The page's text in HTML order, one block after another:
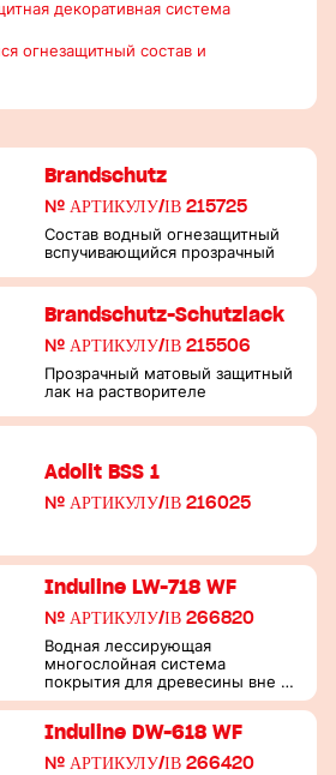
декоративная система
огнезащитный состав и
Brandschutz
№ АРТИКУЛУ/ІВ 215725
Состав водный огнезащитный
вспучивающийся прозрачный
Brandschutz-Schutzlack
№ АРТИКУЛУ/ІВ 215506
Прозрачный матовый защитный
лак на растворителе
Adolit BSS 1
№ АРТИКУЛУ/ІВ 216025
Induline LW-718 WF
№ АРТИКУЛУ/ІВ 266820
Водная лессирующая
многослойная система
покрытия для древесины вне и
внутри помещений, прошедшая
EN 13501-1
Induline DW-618 WF
№ АРТИКУЛУ/ІВ 266420